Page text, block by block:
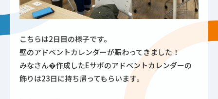
こちらは2日目の様子です。
壁のアドベントカレンダーが賑わってきました！
みなさん�作成したEサポのアドベントカレンダーの
飾りは23日に持ち帰ってもらいます。